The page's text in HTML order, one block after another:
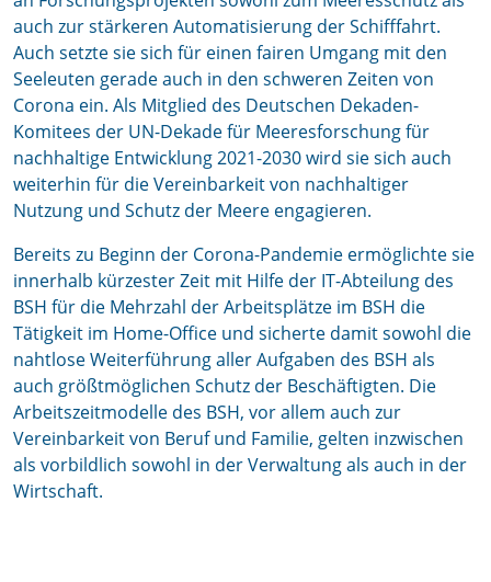
auch zur stärkeren Automatisierung der Schifffahrt.
Auch setzte sie sich für einen fairen Umgang mit den
Seeleuten gerade auch in den schweren Zeiten von
Corona ein. Als Mitglied des Deutschen Dekaden-
Komitees der UN-Dekade für Meeresforschung für
nachhaltige Entwicklung 2021-2030 wird sie sich auch
weiterhin für die Vereinbarkeit von nachhaltiger
Nutzung und Schutz der Meere engagieren.
Bereits zu Beginn der Corona-Pandemie ermöglichte sie
innerhalb kürzester Zeit mit Hilfe der IT-Abteilung des
BSH für die Mehrzahl der Arbeitsplätze im BSH die
Tätigkeit im Home-Office und sicherte damit sowohl die
nahtlose Weiterführung aller Aufgaben des BSH als
auch größtmöglichen Schutz der Beschäftigten. Die
Arbeitszeitmodelle des BSH, vor allem auch zur
Vereinbarkeit von Beruf und Familie, gelten inzwischen
als vorbildlich sowohl in der Verwaltung als auch in der
Wirtschaft.